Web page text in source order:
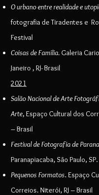
O urbano entre realidade e
fotografia de Tiradentes e
Festival
Coisas de Família. Galeria
Janeiro , RJ- Brasil
2021
Salão Nacional de Arte
Arte, Espaço Cultural dos
– Brasil
Festival de Fotografia de
Paranapiacaba, São Paulo, SP.
Pequenos Formatos. Espaço
Correios. Niterói, RJ – Brasil